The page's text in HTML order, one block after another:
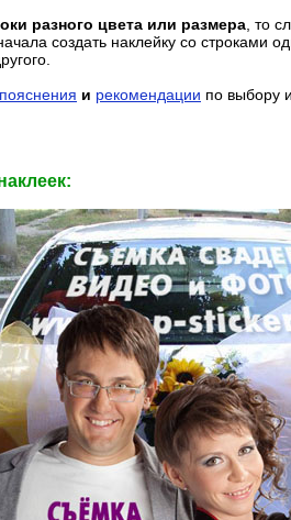
разного цвета или размера , то
создать наклейку со строками
пояснения и рекомендации по выбору